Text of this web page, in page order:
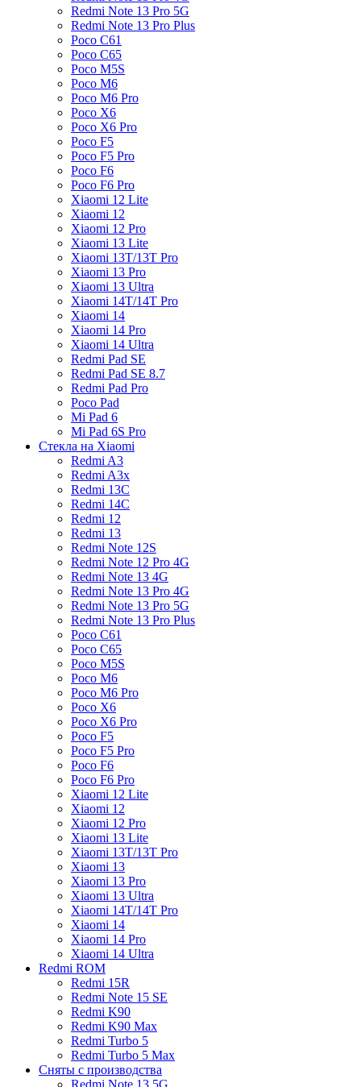
Redmi Note 13 Pro 5G
Redmi Note 13 Pro Plus
Poco C61
Poco C65
Poco M5S
Poco M6
Poco M6 Pro
Poco X6
Poco X6 Pro
Poco F5
Poco F5 Pro
Poco F6
Poco F6 Pro
Xiaomi 12 Lite
Xiaomi 12
Xiaomi 12 Pro
Xiaomi 13 Lite
Xiaomi 13T/13T Pro
Xiaomi 13 Pro
Xiaomi 13 Ultra
Xiaomi 14T/14T Pro
Xiaomi 14
Xiaomi 14 Pro
Xiaomi 14 Ultra
Redmi Pad SE
Redmi Pad SE 8.7
Redmi Pad Pro
Poco Pad
Mi Pad 6
Mi Pad 6S Pro
Стекла на Xiaomi
Redmi A3
Redmi A3x
Redmi 13C
Redmi 14C
Redmi 12
Redmi 13
Redmi Note 12S
Redmi Note 12 Pro 4G
Redmi Note 13 4G
Redmi Note 13 Pro 4G
Redmi Note 13 Pro 5G
Redmi Note 13 Pro Plus
Poco C61
Poco C65
Poco M5S
Poco M6
Poco M6 Pro
Poco X6
Poco X6 Pro
Poco F5
Poco F5 Pro
Poco F6
Poco F6 Pro
Xiaomi 12 Lite
Xiaomi 12
Xiaomi 12 Pro
Xiaomi 13 Lite
Xiaomi 13T/13T Pro
Xiaomi 13
Xiaomi 13 Pro
Xiaomi 13 Ultra
Xiaomi 14T/14T Pro
Xiaomi 14
Xiaomi 14 Pro
Xiaomi 14 Ultra
Redmi ROM
Redmi 15R
Redmi Note 15 SE
Redmi K90
Redmi K90 Max
Redmi Turbo 5
Redmi Turbo 5 Max
Сняты с производства
Redmi Note 13 5G